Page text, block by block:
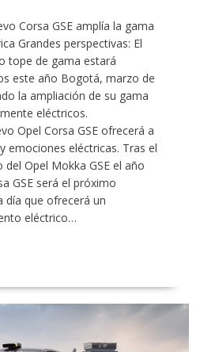
Corsa GSE amplía la gama
Grandes perspectivas: El
tope de gama estará
este año Bogotá, marzo de
la ampliación de su gama
eléctricos.
Opel Corsa GSE ofrecerá a
emociones eléctricas. Tras el
Opel Mokka GSE el año
GSE será el próximo
día que ofrecerá un
eléctrico…